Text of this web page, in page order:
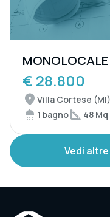
€ 28.800
Villa Cortese
1 bagno
48 Mq
Vedi